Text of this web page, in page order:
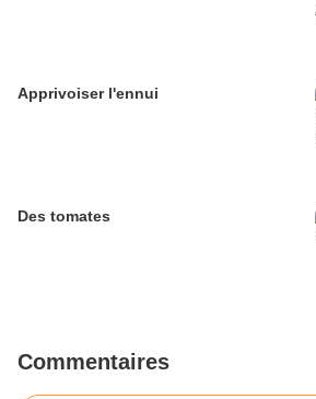
Apprivoiser l'ennui
Des tomates
Commentaires